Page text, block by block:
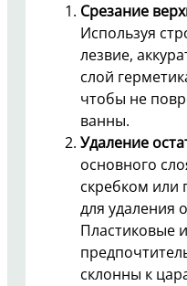
Срезание
Используя
лезвие,
слой
чтобы не
ванны.
Удаление
основного
скребком или
для удаления
Пластиковые
склонны к